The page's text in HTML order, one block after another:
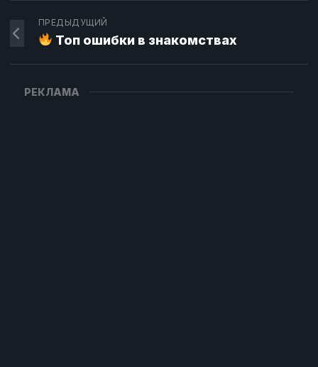
ПРЕДЫДУЩИЙ
Топ ошибки в знакомствах
РЕКЛАМА